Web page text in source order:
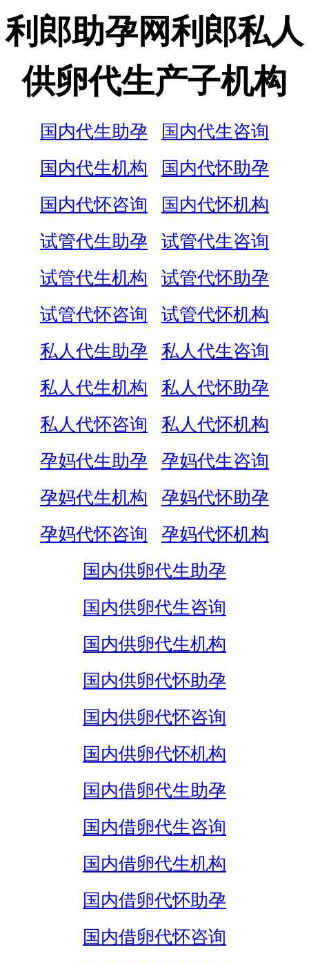
利郎助孕网利郎私人
供卵代生产子机构
国内代生助孕
国内代生咨询
国内代生机构
国内代怀助孕
国内代怀咨询
国内代怀机构
试管代生助孕
试管代生咨询
试管代生机构
试管代怀助孕
试管代怀咨询
试管代怀机构
私人代生助孕
私人代生咨询
私人代生机构
私人代怀助孕
私人代怀咨询
私人代怀机构
孕妈代生助孕
孕妈代生咨询
孕妈代生机构
孕妈代怀助孕
孕妈代怀咨询
孕妈代怀机构
国内供卵代生助孕
国内供卵代生咨询
国内供卵代生机构
国内供卵代怀助孕
国内供卵代怀咨询
国内供卵代怀机构
国内借卵代生助孕
国内借卵代生咨询
国内借卵代生机构
国内借卵代怀助孕
国内借卵代怀咨询